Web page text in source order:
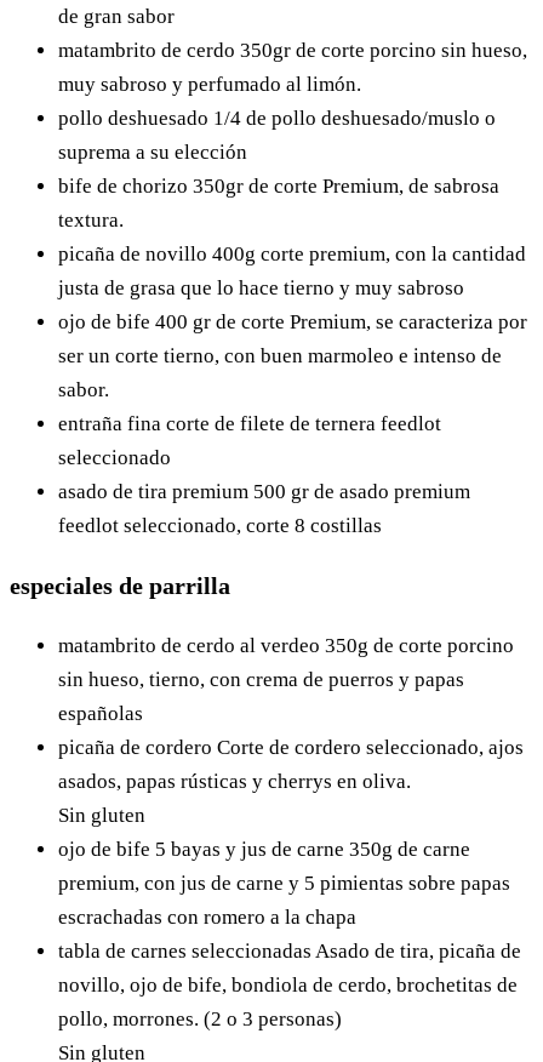
de gran sabor
matambrito de cerdo 350gr de corte porcino sin hueso,
muy sabroso y perfumado al limón.
pollo deshuesado 1/4 de pollo deshuesado/muslo o
suprema a su elección
bife de chorizo 350gr de corte Premium, de sabrosa
textura.
picaña de novillo 400g corte premium, con la cantidad
justa de grasa que lo hace tierno y muy sabroso
ojo de bife 400 gr de corte Premium, se caracteriza por
ser un corte tierno, con buen marmoleo e intenso de
sabor.
entraña fina corte de filete de ternera feedlot
seleccionado
asado de tira premium 500 gr de asado premium
feedlot seleccionado, corte 8 costillas
especiales de parrilla
matambrito de cerdo al verdeo 350g de corte porcino
sin hueso, tierno, con crema de puerros y papas
españolas
picaña de cordero Corte de cordero seleccionado, ajos
asados, papas rústicas y cherrys en oliva.
Sin gluten
ojo de bife 5 bayas y jus de carne 350g de carne
premium, con jus de carne y 5 pimientas sobre papas
escrachadas con romero a la chapa
tabla de carnes seleccionadas Asado de tira, picaña de
novillo, ojo de bife, bondiola de cerdo, brochetitas de
pollo, morrones. (2 o 3 personas)
Sin gluten